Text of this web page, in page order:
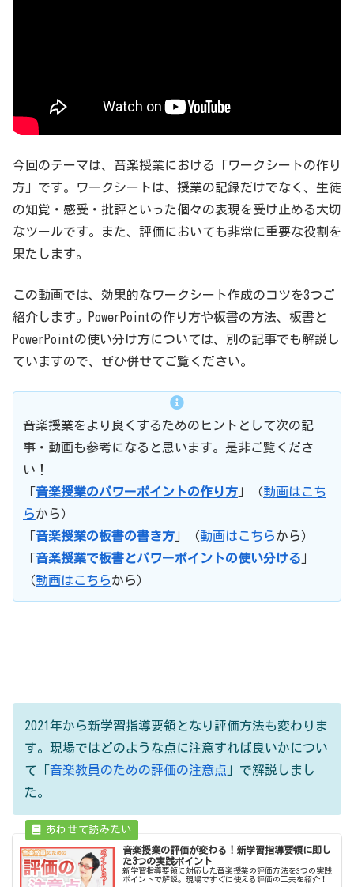
今回のテーマは、音楽授業における「ワークシートの作り
方」です。ワークシートは、授業の記録だけでなく、生徒
の知覚・感受・批評といった個々の表現を受け止める大切
なツールです。また、評価においても非常に重要な役割を
果たします。
この動画では、効果的なワークシート作成のコツを3つご
紹介します。PowerPointの作り方や板書の方法、板書と
PowerPointの使い分け方については、別の記事でも解説し
ていますので、ぜひ併せてご覧ください。
音楽授業をより良くするためのヒントとして次の記
事・動画も参考になると思います。是非ご覧くださ
い！
「音楽授業のパワーポイントの作り方 」（動画はこち
らから）
「音楽授業の板書の書き方 」（動画はこちらから）
「音楽授業で板書とパワーポイントの使い分ける 」
（動画はこちらから）
2021年から新学習指導要領となり評価方法も変わりま
す。現場ではどのような点に注意すれば良いかについ
て「音楽教員のための評価の注意点 」で解説しまし
た。
音楽授業の評価が変わる！新学習指導要領に即し
た3つの実践ポイント
新学習指導要領に対応した音楽授業の評価方法を3つの実践
ポイントで解説。現場ですぐに使える評価の工夫を紹介！